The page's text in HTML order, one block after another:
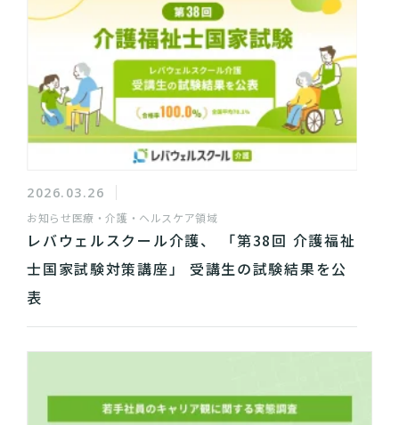
2026.03.26
お知らせ医療・介護・ヘルスケア領域
レバウェルスクール介護、 「第38回 介護福祉
士国家試験対策講座」 受講生の試験結果を公
表